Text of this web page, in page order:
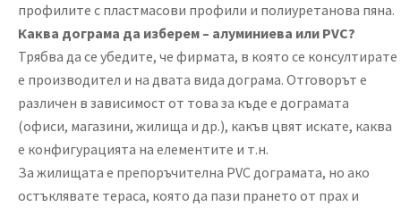
профилите с пластмасови профили и полиуретанова пяна.
Каква дограма да изберем – алуминиева или PVC?
Трябва да се убедите, че фирмата, в която се консултирате
е производител и на двата вида дограма. Отговорът е
различен в зависимост от това за къде е дограмата
(офиси, магазини, жилища и др.), какъв цвят искате, каква
е конфигурацията на елементите и т.н.
За жилищата е препоръчителна PVC дограмата, но ако
остъклявате тераса, която да пази прането от прах и